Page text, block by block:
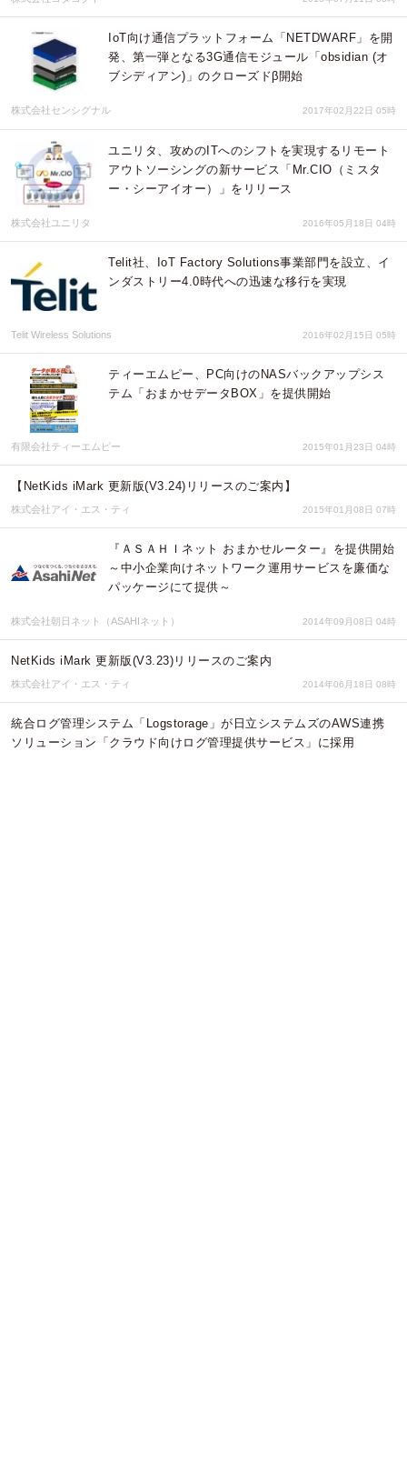
IoT向け通信プラットフォーム「NETDWARF」を開
発、第一弾となる3G通信モジュール「obsidian (オ
ブシディアン)」のクローズドβ開始
株式会社センシグナル 2017年02月22日 05時
ユニリタ、攻めのITへのシフトを実現するリモート
アウトソーシングの新サービス「Mr.CIO（ミスタ
ー・シーアイオー）」をリリース
株式会社ユニリタ 2016年05月18日 04時
Telit社、IoT Factory Solutions事業部門を設立、イ
ンダストリー4.0時代への迅速な移行を実現
Telit Wireless Solutions 2016年02月15日 05時
ティーエムピー、PC向けのNASバックアップシス
テム「おまかせデータBOX」を提供開始
有限会社ティーエムピー 2015年01月23日 04時
【NetKids iMark 更新版(V3.24)リリースのご案内】
株式会社アイ・エス・ティ 2015年01月08日 07時
『ＡＳＡＨＩネット おまかせルーター』を提供開始
～中小企業向けネットワーク運用サービスを廉価な
パッケージにて提供～
株式会社朝日ネット（ASAHIネット） 2014年09月08日 04時
NetKids iMark 更新版(V3.23)リリースのご案内
株式会社アイ・エス・ティ 2014年06月18日 08時
統合ログ管理システム「Logstorage」が日立システムズのAWS連携
ソリューション「クラウド向けログ管理提供サービス」に採用